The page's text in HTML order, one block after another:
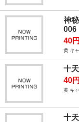
神
006
40円
黄 キ
十
40円
黄 キ
十